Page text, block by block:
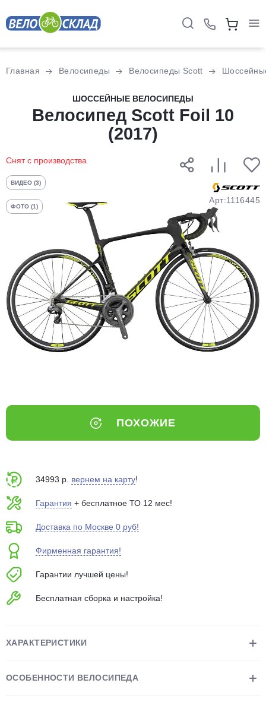
Главная Велосипеды Велосипеды Scott
ШОССЕЙНЫЕ ВЕЛОСИПЕДЫ
Велосипед Scott Foil 10
(2017)
Снят с производства
ВИДЕО (3)
ФОТО (1)
Арт:1116445
ПОХОЖИЕ
34993 р. вернем на карту!
Гарантия + бесплатное ТО 12 мес!
Доставка по Москве 0 руб!
Фирменная гарантия!
Гарантии лучшей цены!
Бесплатная сборка и настройка!
ХАРАКТЕРИСТИКИ
ОСОБЕННОСТИ ВЕЛОСИПЕДА
Разбейте
оплатуна части
без переплат
График платежей
Добавляйте товары
в корзину
Оплачивайте сегодня только
25% картой любого банка
выбранный способом
Оставшиеся75% будут
Подробнее
Остались вопросы?